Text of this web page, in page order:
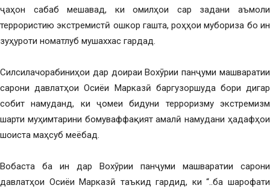
ҷаҳон сабаб мешавад, ки омилҳои сар задани аъмоли
террористию экстремистӣ ошкор гашта, роҳҳои мубориза бо ин
зуҳуроти номатлуб мушаххас гардад.
Силсилачорабиниҳои дар доираи Вохӯрии панҷуми машваратии
сарони давлатҳои Осиёи Марказӣ баргузоршуда бори дигар
собит намуданд, ки ҷомеи бидуни терроризму экстремизм
шарти муҳимтарини бомуваффақият амалӣ намудани ҳадафҳои
шоиста маҳсуб меёбад.
Вобаста ба ин дар Вохӯрии панҷуми машваратии сарони
давлатҳои Осиёи Марказӣ таъкид гардид, ки “..ба шарофати